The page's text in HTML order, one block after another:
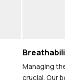
Managing
crucial. Our